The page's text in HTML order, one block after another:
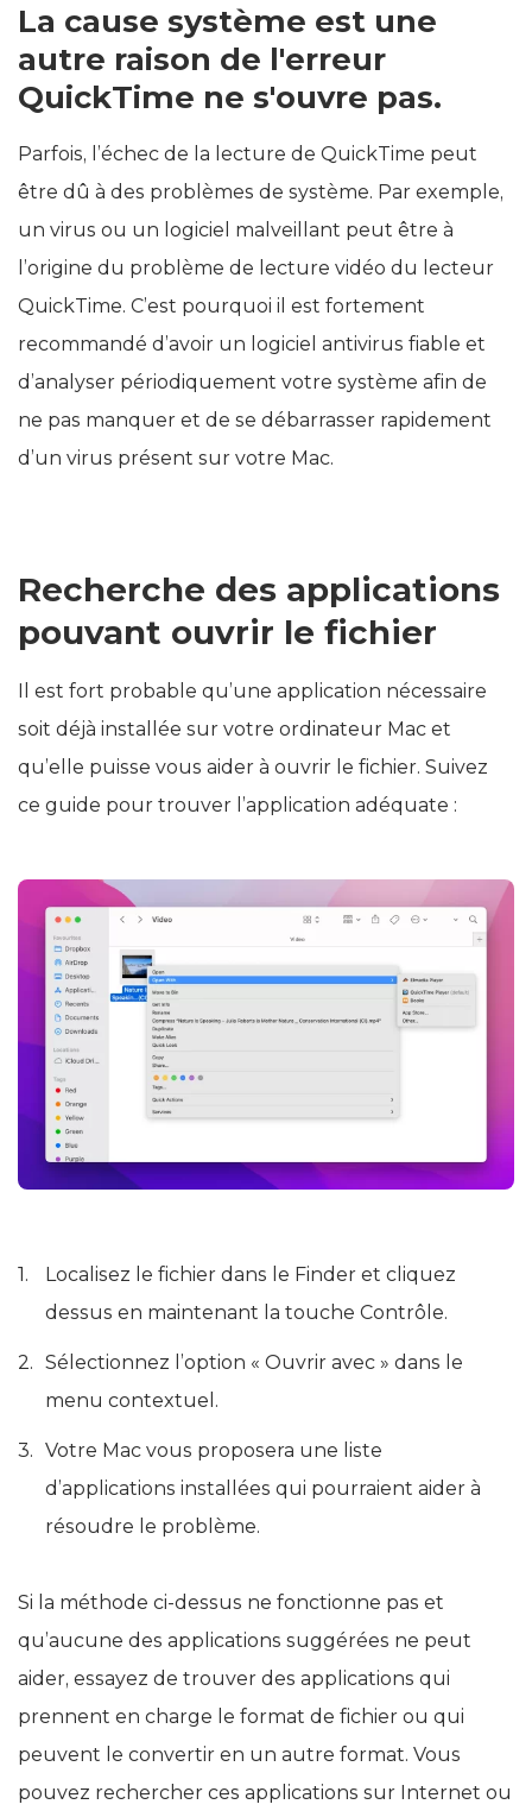
La cause système est une
autre raison de l'erreur
QuickTime ne s'ouvre pas.
Parfois, l’échec de la lecture de QuickTime peut
être dû à des problèmes de système. Par exemple,
un virus ou un logiciel malveillant peut être à
l’origine du problème de lecture vidéo du lecteur
QuickTime. C’est pourquoi il est fortement
recommandé d’avoir un logiciel antivirus fiable et
d’analyser périodiquement votre système afin de
ne pas manquer et de se débarrasser rapidement
d’un virus présent sur votre Mac.
Recherche des applications
pouvant ouvrir le fichier
Il est fort probable qu’une application nécessaire
soit déjà installée sur votre ordinateur Mac et
qu’elle puisse vous aider à ouvrir le fichier. Suivez
ce guide pour trouver l’application adéquate :
Localisez le fichier dans le Finder et cliquez
dessus en maintenant la touche Contrôle.
Sélectionnez l’option « Ouvrir avec » dans le
menu contextuel.
Votre Mac vous proposera une liste
d’applications installées qui pourraient aider à
résoudre le problème.
Si la méthode ci-dessus ne fonctionne pas et
qu’aucune des applications suggérées ne peut
aider, essayez de trouver des applications qui
prennent en charge le format de fichier ou qui
peuvent le convertir en un autre format. Vous
pouvez rechercher ces applications sur Internet ou